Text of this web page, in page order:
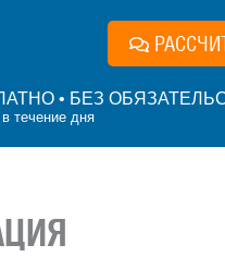
• БЕЗ
течение дня